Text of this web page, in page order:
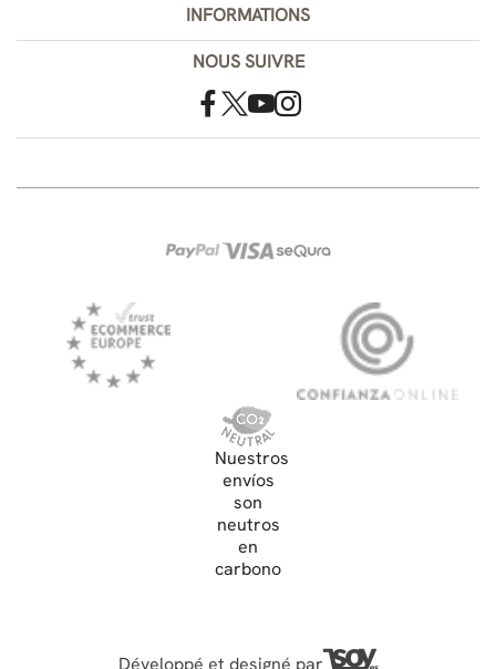
INFORMATIONS
NOUS SUIVRE
Nuestros
envíos
son
neutros
en
carbono
Développé et designé par